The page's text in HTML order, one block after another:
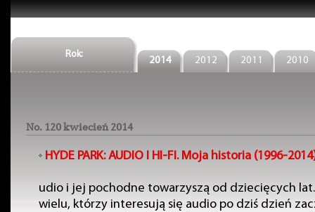
Rok:
2014 2012 2011 2010
No. 120 kwiecień 2014
HYDE PARK:AUDIO I HI-FI. Moja historia (1996-
udio i jej pochodne towarzyszą od dziecięcych
wielu, którzy interesują się audio po dziś dzień